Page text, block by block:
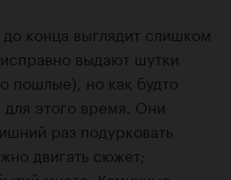
конца выглядит слишком
выдают шутки
пошлые), но как будто
для этого время. Они
раз подурковать
двигать сюжет;